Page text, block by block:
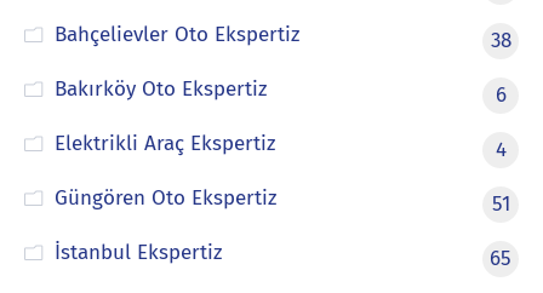
Bahçelievler Oto Ekspertiz
38
Bakırköy Oto Ekspertiz
6
Elektrikli Araç Ekspertiz
4
Güngören Oto Ekspertiz
51
İstanbul Ekspertiz
65